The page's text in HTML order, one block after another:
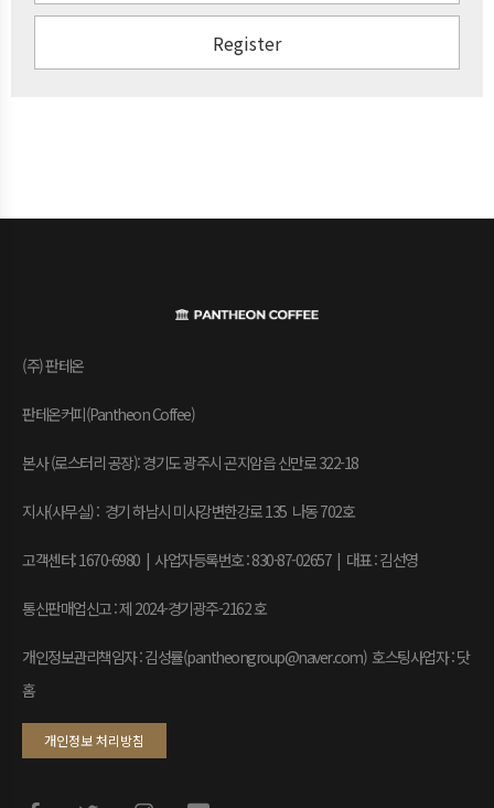
Register
(주) 판테온
판테온커피(Pantheon Coffee)
본사 (로스터리 공장): 경기도 광주시 곤지암읍 신만로 322-18
지사(사무실) : 경기 하남시 미사강변한강로 135 나동 702호
고객센터: 1670-6980 | 사업자등록번호 : 830-87-02657 | 대표 : 김선영
통신판매업신고 : 제 2024-경기광주-2162 호
개인정보관리책임자 : 김성률(pantheongroup@naver.com) 호스팅사업자 : 닷
홈
개인정보 처리방침